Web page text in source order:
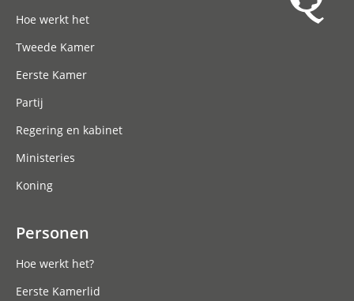
Hoe werkt het
Tweede Kamer
Eerste Kamer
Partij
Regering en kabinet
Ministeries
Koning
Personen
Hoe werkt het?
Eerste Kamerlid